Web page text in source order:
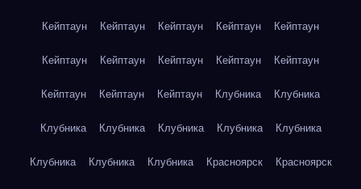
Кейптаун Кейптаун Кейптаун Кейптаун Кейптаун
Кейптаун Кейптаун Кейптаун Кейптаун Кейптаун
Кейптаун Кейптаун Кейптаун Клубника Клубника
Клубника Клубника Клубника Клубника Клубника
Клубника Клубника Клубника Красноярск Красноярск